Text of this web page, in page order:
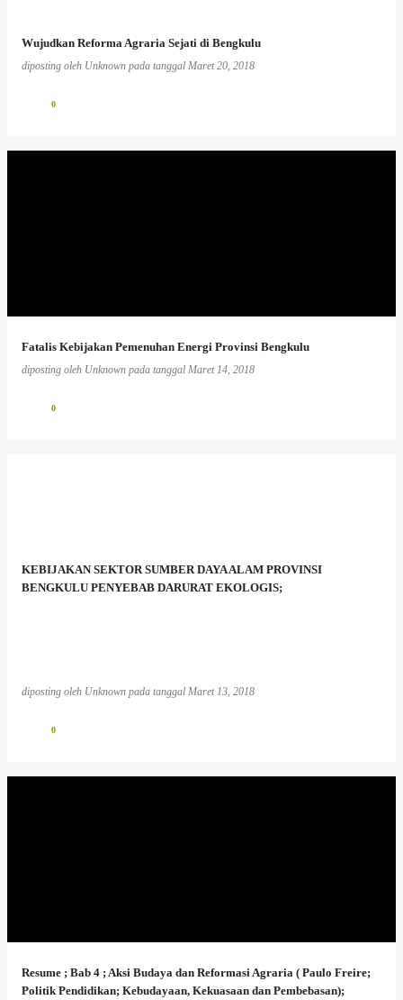
Wujudkan Reforma Agraria Sejati di Bengkulu
diposting oleh Unknown pada tanggal Maret 20, 2018
0
Fatalis Kebijakan Pemenuhan Energi Provinsi Bengkulu
diposting oleh Unknown pada tanggal Maret 14, 2018
0
KEBIJAKAN SEKTOR SUMBER DAYA ALAM PROVINSI
BENGKULU PENYEBAB DARURAT EKOLOGIS;
diposting oleh Unknown pada tanggal Maret 13, 2018
0
Resume ; Bab 4 ; Aksi Budaya dan Reformasi Agraria ( Paulo Freire;
Politik Pendidikan; Kebudayaan, Kekuasaan dan Pembebasan);